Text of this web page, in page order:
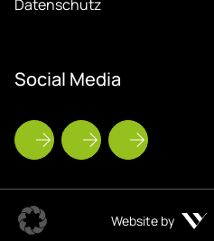
Datenschutz
So­ci­al Me­dia
Website by